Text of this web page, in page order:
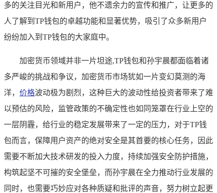
多的关注目光和新用户，他不遗余力的宣传和推广，让更多的
人了解到TP钱包的卓越功能和显著优势，吸引了众多新用户
纷纷加入到TP钱包的大家庭中。
加密货币领域并非一片坦途,TP钱包和孙宇晨都面临着诸
多严峻的挑战和争议，加密货币市场犹如一片变幻莫测的海
洋， 价格波动极为剧烈，这种巨大的波动性给投资者带来了难
以预估的风险，监管政策的不确定性也如同笼罩在行业上空的
一层阴霾，给行业的稳定发展带来了一定的压力，对于TP钱
包而言，保障用户资产的绝对安全是其首要的核心任务，因此
需要不断加大技术研发的投入力度，持续加强安全防护措施，
构筑起坚不可摧的安全堡垒，而孙宇晨在全力推动行业发展的
同时，也需要巧妙应对各种质疑和批评的声音，努力树立起更